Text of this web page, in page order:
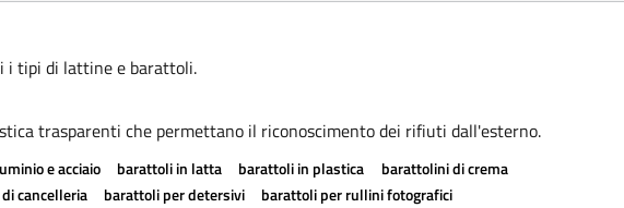
i tipi di lattine e barattoli.
trasparenti che permettano il riconoscimento dei rifiuti dall'esterno.
e acciaio barattoli in latta barattoli in plastica
barattolini di crema
cancelleria barattoli per detersivi
barattoli per rullini fotografici